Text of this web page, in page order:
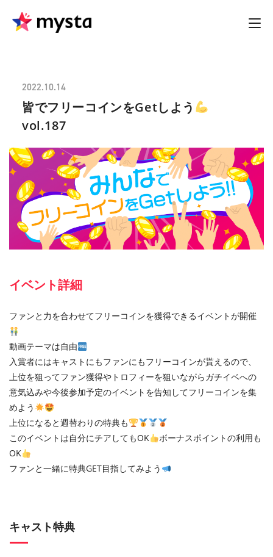
2022.10.14
皆でフリーコインをGetしよう
vol.187
イベント詳細
ファンと力を合わせてフリーコインを獲得できるイベントが開催
動画テーマは自由
入賞者にはキャストにもファンにもフリーコインが貰えるので、
上位を狙ってファン獲得やトロフィーを狙いながらガチイベへの
意気込みや今後参加予定のイベントを告知してフリーコインを集
めよう
上位になると週替わりの特典も
このイベントは自分にチアしてもOK
ボーナスポイントの利用も
OK
ファンと一緒に特典GET目指してみよう
キャスト特典